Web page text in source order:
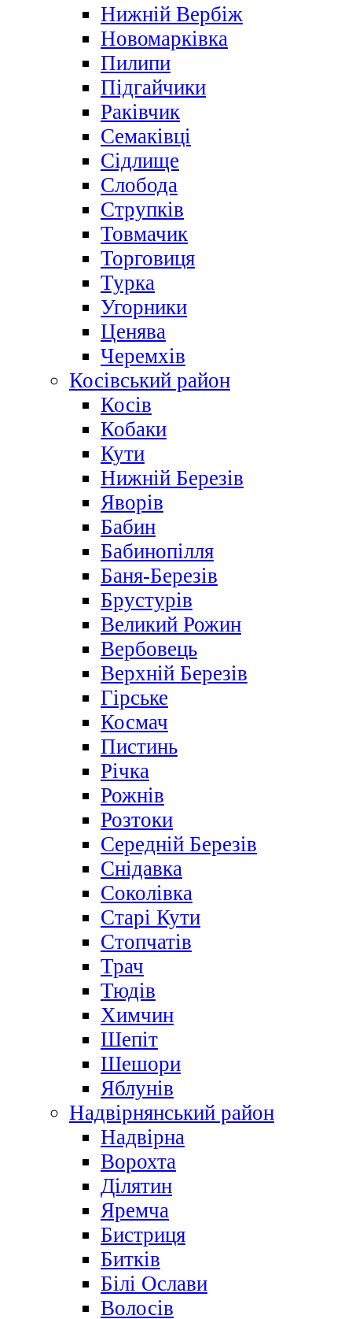
Нижній Вербіж
Новомарківка
Пилипи
Підгайчики
Раківчик
Семаківці
Сідлище
Слобода
Струпків
Товмачик
Торговиця
Турка
Угорники
Ценява
Черемхів
Косівський район
Косів
Кобаки
Кути
Нижній Березів
Яворів
Бабин
Бабинопілля
Баня-Березів
Брустурів
Великий Рожин
Вербовець
Верхній Березів
Гірське
Космач
Пистинь
Річка
Рожнів
Розтоки
Середній Березів
Снідавка
Соколівка
Старі Кути
Стопчатів
Трач
Тюдів
Химчин
Шепіт
Шешори
Яблунів
Надвірнянський район
Надвірна
Ворохта
Ділятин
Яремча
Бистриця
Битків
Білі Ослави
Волосів